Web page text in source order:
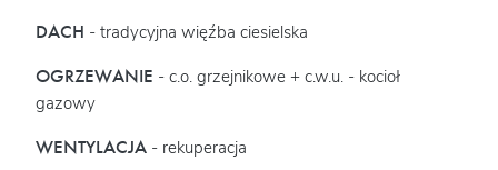
DACH - tradycyjna więźba ciesielska
OGRZEWANIE - c.o. grzejnikowe + c.w.u. - kocioł
gazowy
WENTYLACJA - rekuperacja